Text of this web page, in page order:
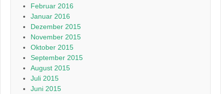
Februar 2016
Januar 2016
Dezember 2015
November 2015
Oktober 2015
September 2015
August 2015
Juli 2015
Juni 2015